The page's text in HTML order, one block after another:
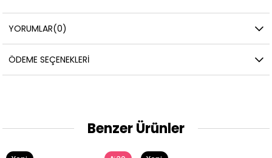
YORUMLAR(0)
ÖDEME SEÇENEKLERI
Benzer Ürünler